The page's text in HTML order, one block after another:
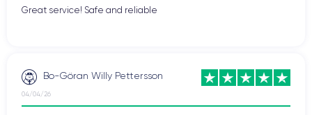
Great service! Safe and reliable
Bo-Göran Willy Pettersson
04/04/26